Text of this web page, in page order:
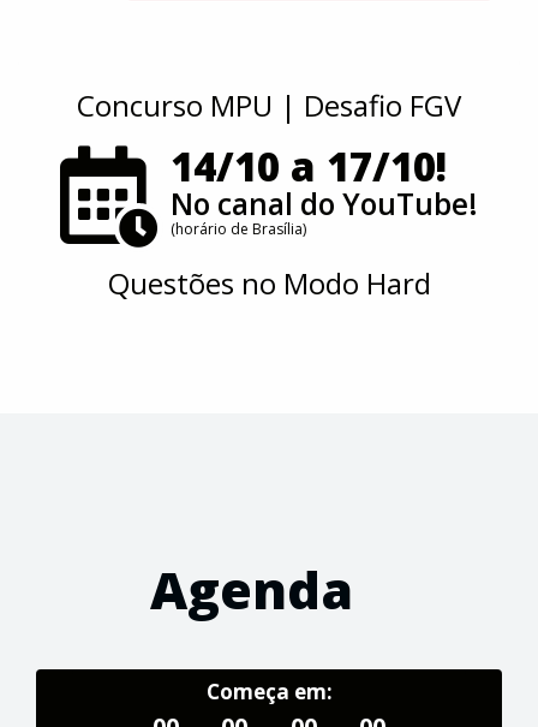
Concurso MPU | Desafio FGV
14/10 a 17/10!
No canal do YouTube!
(horário de Brasília)
Questões no Modo Hard
Agenda
Começa em: